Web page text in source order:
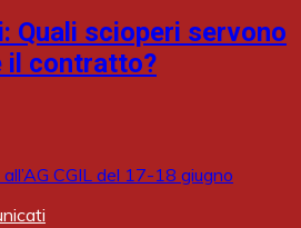
Quali scioperi servono
il contratto?